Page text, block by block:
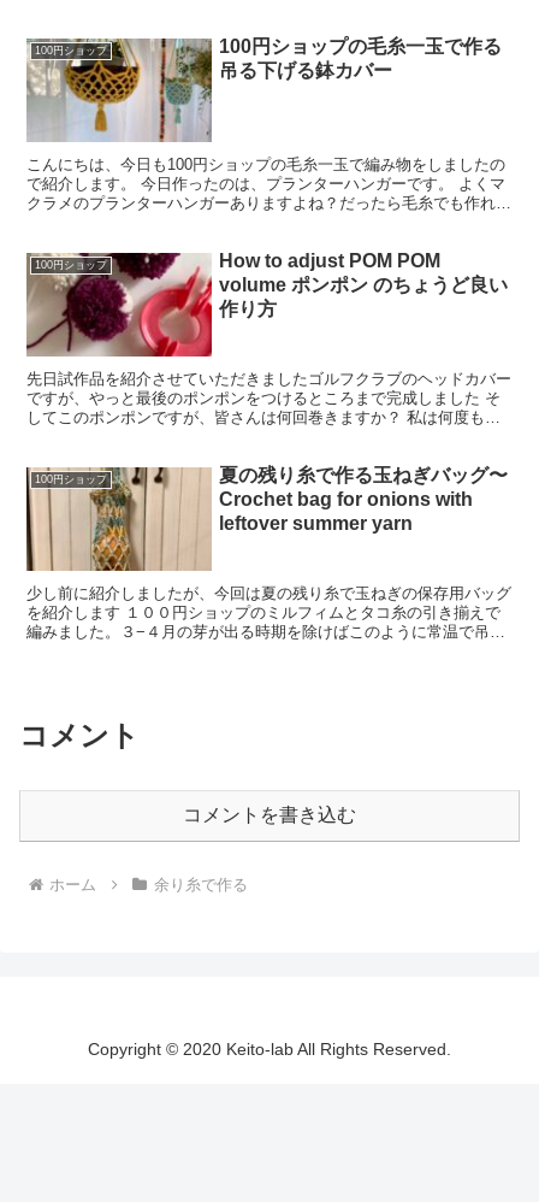
100円ショップ
100円ショップの毛糸一玉で作る
吊る下げる鉢カバー
こんにちは、今日も100円ショップの毛糸一玉で編み物をしましたの
で紹介します。 今日作ったのは、プランターハンガーです。 よくマ
クラメのプランターハンガーありますよね？だったら毛糸でも作れ
100円ショップ
How to adjust POM POM
volume ポンポン のちょうど良い
作り方
先日試作品を紹介させていただきましたゴルフクラブのヘッドカバー
ですが、やっと最後のポンポンをつけるところまで完成しました そ
してこのポンポンですが、皆さんは何回巻きますか？ 私は何度もや
100円ショップ
夏の残り糸で作る玉ねぎバッグ〜
Crochet bag for onions with
leftover summer yarn
少し前に紹介しましたが、今回は夏の残り糸で玉ねぎの保存用バッグ
を紹介します １００円ショップのミルフィムとタコ糸の引き揃えで
編みました。３−４月の芽が出る時期を除けばこのように常温で吊る
コメント
コメントを書き込む
ホーム 余り糸で作る
Copyright © 2020 Keito-lab All Rights Reserved.